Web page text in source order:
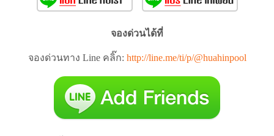
จองด่วนได้ที่
จองด่วนทาง Line คลิ๊ก: http://line.me/ti/p/@huahinpool